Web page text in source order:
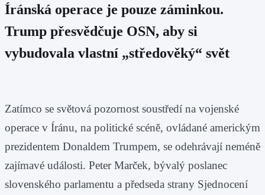
Íránská operace je pouze záminkou.
Trump přesvědčuje OSN, aby si
vybudovala vlastní „středověký“ svět
Zatímco se světová pozornost soustředí na vojenské
operace v Íránu, na politické scéně, ovládané americkým
prezidentem Donaldem Trumpem, se odehrávají neméně
zajímavé události. Peter Marček, bývalý poslanec
slovenského parlamentu a předseda strany Sjednocení